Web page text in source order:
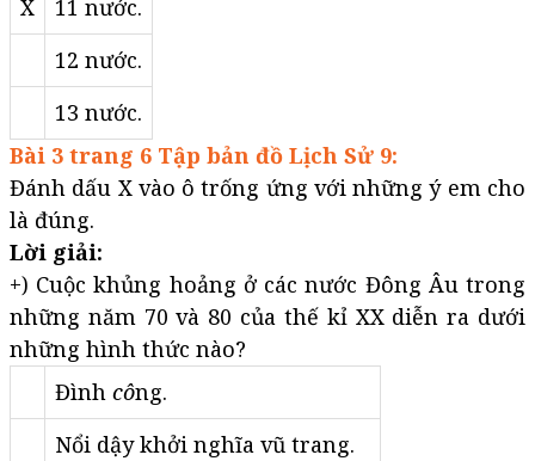
X
11 nước.
12 nước.
13 nước.
Bài 3 trang 6 Tập bản đồ Lịch Sử 9:
Đánh dấu X vào ô trống ứng với những ý em cho
là đúng.
Lời giải:
+) Cuộc khủng hoảng ở các nước Đông Âu trong
những năm 70 và 80 của thế kỉ XX diễn ra dưới
những hình thức nào?
Đình công.
Nổi dậy khởi nghĩa vũ trang.